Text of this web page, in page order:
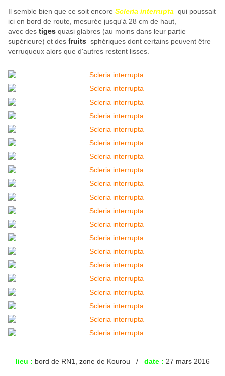
Il semble bien que ce soit encore Scleria interrupta qui poussait
ici en bord de route, mesurée jusqu'à 28 cm de haut,
avec des tiges quasi glabres (au moins dans leur partie
supérieure) et des fruits sphériques dont certains peuvent être
verruqueux alors que d'autres restent lisses.
lieu : bord de RN1, zone de Kourou / date : 27 mars 2016